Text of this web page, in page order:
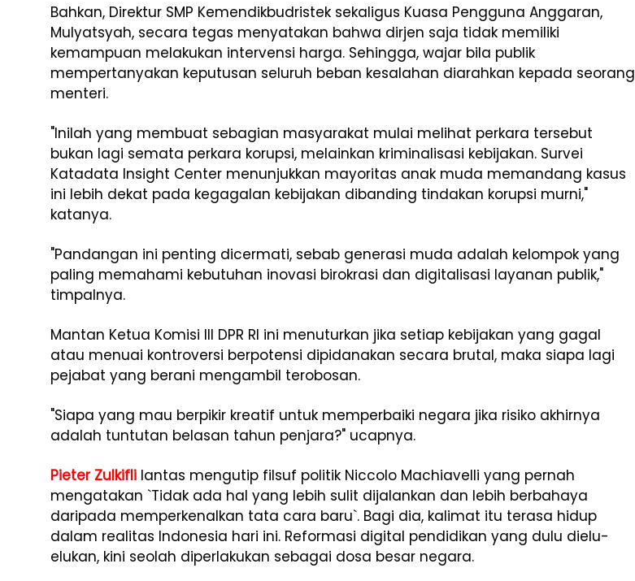
Bahkan, Direktur SMP Kemendikbudristek sekaligus Kuasa Pengguna Anggaran,
Mulyatsyah, secara tegas menyatakan bahwa dirjen saja tidak memiliki
kemampuan melakukan intervensi harga. Sehingga, wajar bila publik
mempertanyakan keputusan seluruh beban kesalahan diarahkan kepada seorang
menteri.
"Inilah yang membuat sebagian masyarakat mulai melihat perkara tersebut
bukan lagi semata perkara korupsi, melainkan kriminalisasi kebijakan. Survei
Katadata Insight Center menunjukkan mayoritas anak muda memandang kasus
ini lebih dekat pada kegagalan kebijakan dibanding tindakan korupsi murni,"
katanya.
"Pandangan ini penting dicermati, sebab generasi muda adalah kelompok yang
paling memahami kebutuhan inovasi birokrasi dan digitalisasi layanan publik,"
timpalnya.
Mantan Ketua Komisi III DPR RI ini menuturkan jika setiap kebijakan yang gagal
atau menuai kontroversi berpotensi dipidanakan secara brutal, maka siapa lagi
pejabat yang berani mengambil terobosan.
"Siapa yang mau berpikir kreatif untuk memperbaiki negara jika risiko akhirnya
adalah tuntutan belasan tahun penjara?" ucapnya.
Pieter Zulkifli lantas mengutip filsuf politik Niccolo Machiavelli yang pernah
mengatakan `Tidak ada hal yang lebih sulit dijalankan dan lebih berbahaya
daripada memperkenalkan tata cara baru`. Bagi dia, kalimat itu terasa hidup
dalam realitas Indonesia hari ini. Reformasi digital pendidikan yang dulu dielu-
elukan, kini seolah diperlakukan sebagai dosa besar negara.